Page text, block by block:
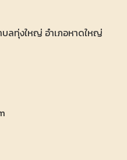
ทุ่งใหญ่ อำเภอหาดใหญ่